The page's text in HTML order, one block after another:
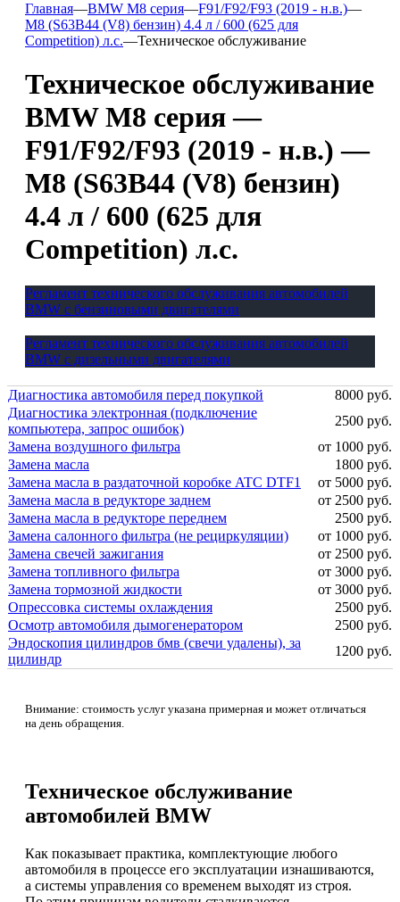
Главная—BMW M8 серия—F91/F92/F93 (2019 - н.в.)—
M8 (S63B44 (V8) бензин) 4.4 л / 600 (625 для
Competition) л.с.—Техническое обслуживание
Техническое обслуживание
BMW M8 серия —
F91/F92/F93 (2019 - н.в.) —
M8 (S63B44 (V8) бензин)
4.4 л / 600 (625 для
Competition) л.с.
Регламент технического обслуживания автомобилей
BMW с бензиновыми двигателями
Регламент технического обслуживания автомобилей
BMW с дизельными двигателями
Диагностика автомобиля перед покупкой
8000 руб.
Диагностика электронная (подключение
компьютера, запрос ошибок)
2500 руб.
Замена воздушного фильтра
от 1000 руб.
Замена масла
1800 руб.
Замена масла в раздаточной коробке ATC DTF1
от 5000 руб.
Замена масла в редукторе заднем
от 2500 руб.
Замена масла в редукторе переднем
2500 руб.
Замена салонного фильтра (не рециркуляции)
от 1000 руб.
Замена свечей зажигания
от 2500 руб.
Замена топливного фильтра
от 3000 руб.
Замена тормозной жидкости
от 3000 руб.
Опрессовка системы охлаждения
2500 руб.
Осмотр автомобиля дымогенератором
2500 руб.
Эндоскопия цилиндров бмв (свечи удалены), за
цилиндр
1200 руб.
Внимание: стоимость услуг указана примерная и может отличаться
на день обращения.
Техническое обслуживание
автомобилей BMW
Как показывает практика, комплектующие любого
автомобиля в процессе его эксплуатации изнашиваются,
а системы управления со временем выходят из строя.